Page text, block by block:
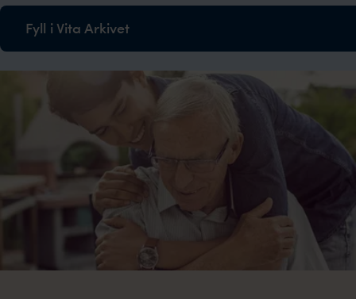
Fyll i Vita Arkivet